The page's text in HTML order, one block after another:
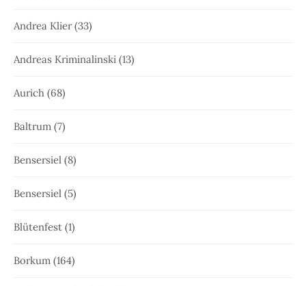
Andrea Klier(33)
Andreas Kriminalinski (13)
Aurich (68)
Baltrum (7)
Bensersiel (8)
Bensersiel (5)
Blütenfest (1)
Borkum (164)